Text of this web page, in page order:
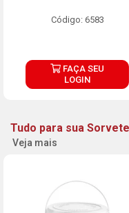
Código: 6583
FAÇA SEU
LOGIN
Tudo para sua
Veja mais